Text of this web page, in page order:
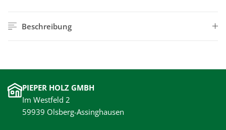
Beschreibung
PIEPER HOLZ GMBH
Im Westfeld 2
59939 Olsberg-Assinghausen